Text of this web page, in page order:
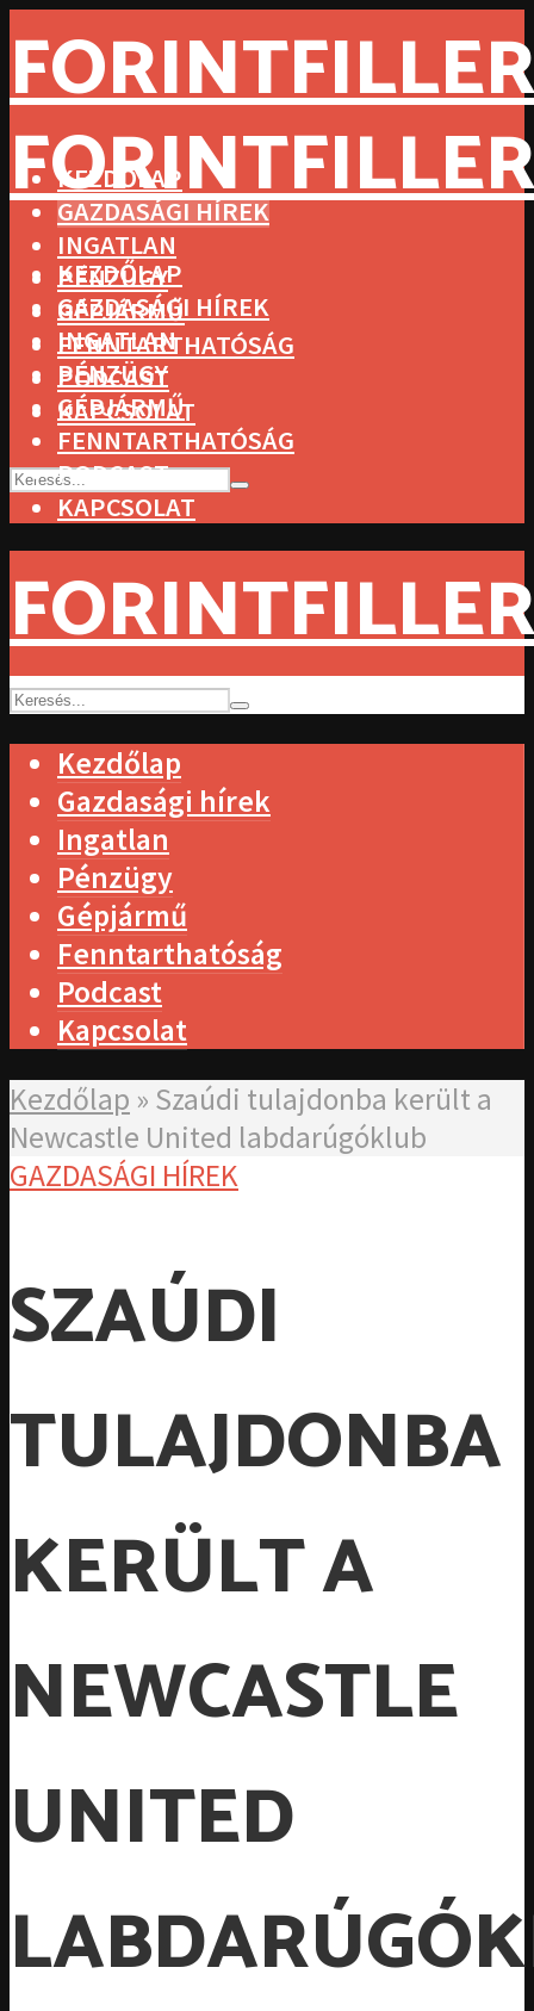
KEZDŐLAP
GAZDASÁGI HÍREK
INGATLAN
PÉNZÜGY
GÉPJÁRMŰ
FENNTARTHATÓSÁG
PODCAST
KAPCSOLAT
KEZDŐLAP
GAZDASÁGI HÍREK
INGATLAN
PÉNZÜGY
GÉPJÁRMŰ
FENNTARTHATÓSÁG
PODCAST
KAPCSOLAT
Kezdőlap
Gazdasági hírek
Ingatlan
Pénzügy
Gépjármű
Fenntarthatóság
Podcast
Kapcsolat
Kezdőlap » Szaúdi tulajdonba került a
Newcastle United labdarúgóklub
GAZDASÁGI HÍREK
SZAÚDI
TULAJDONBA
KERÜLT A
NEWCASTLE
UNITED